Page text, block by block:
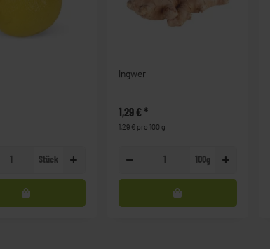
Stück
Ingwer
1,29 €*
1,29 € pro 100 g
100g